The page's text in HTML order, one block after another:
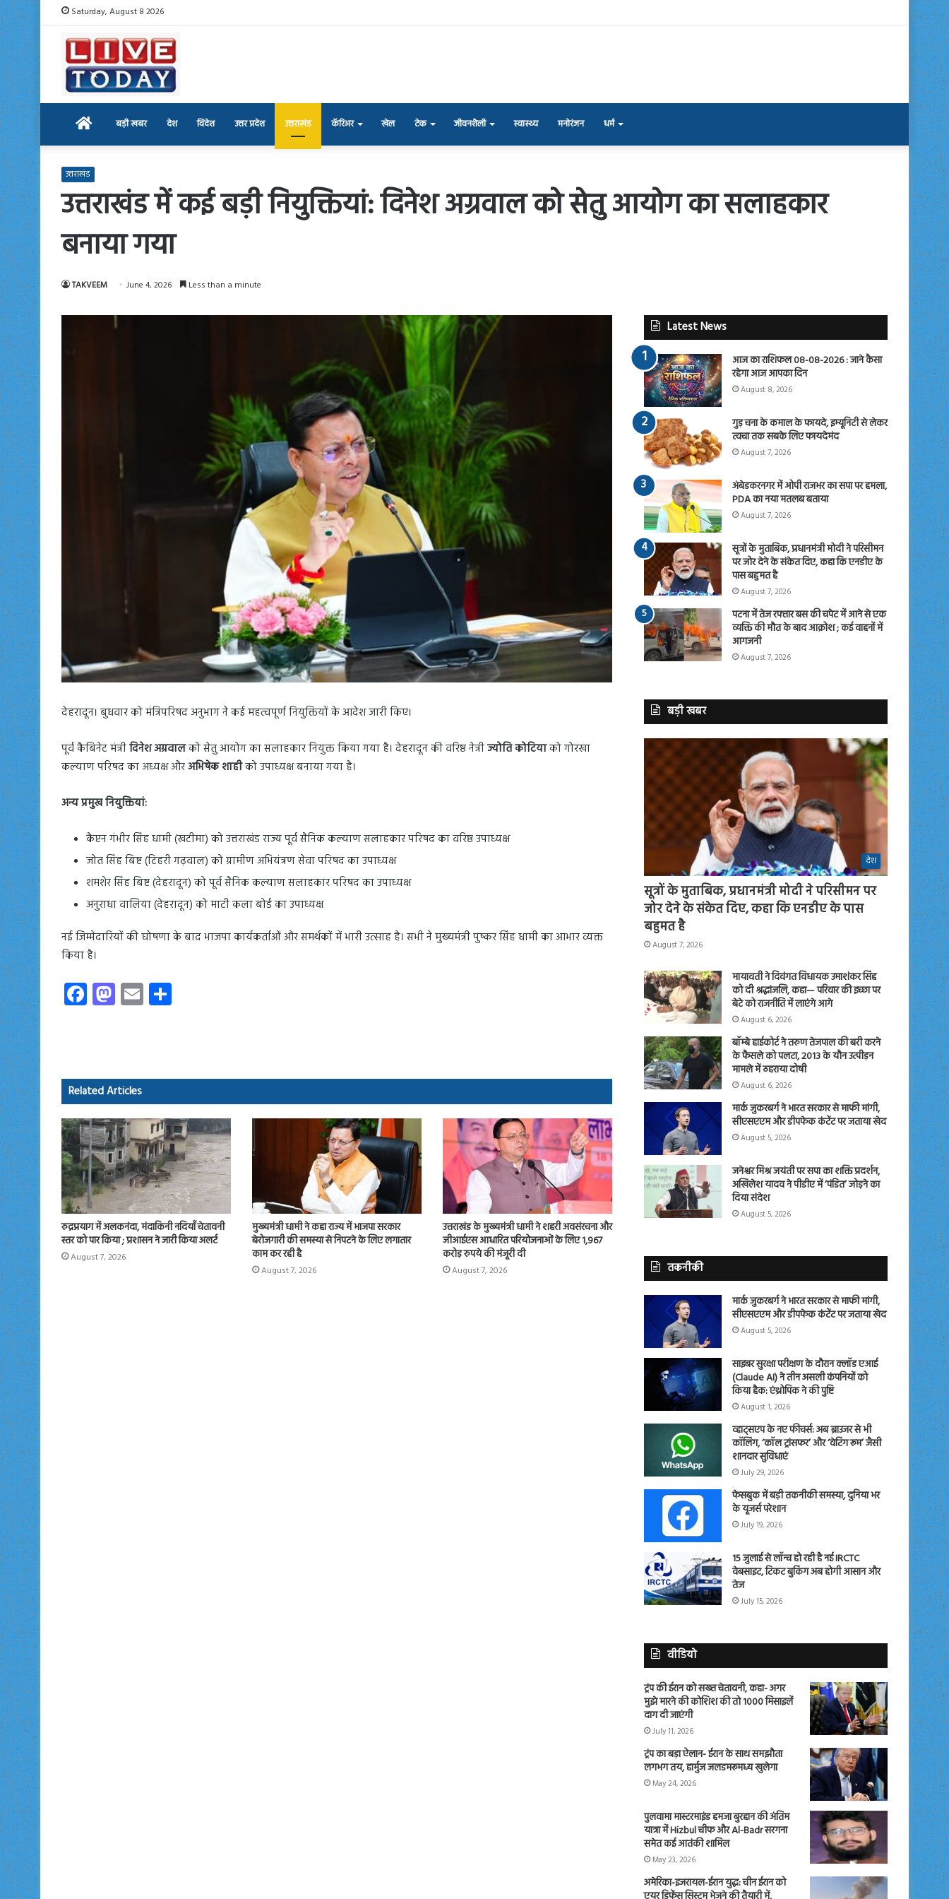
Saturday, August 8 2026
Home बड़ी खबर देश विदेश उत्तर प्रदेश उत्तराखंड कॅरिअर खेल टेक जीवनशैली स्वास्थ्य मनोरंजन धर्म
उत्तराखंड
उत्तराखंड में कई बड़ी नियुक्तियां: दिनेश अग्रवाल को सेतु आयोग का सलाहकार
बनाया गया
TAKVEEM June 4, 2026 Less than a minute
देहरादून। बुधवार को मंत्रिपरिषद अनुभाग ने कई महत्वपूर्ण नियुक्तियों के आदेश जारी किए।
पूर्व कैबिनेट मंत्रीदिनेश अग्रवालको सेतु आयोग का सलाहकार नियुक्त किया गया है। देहरादून की वरिष्ठ नेत्रीज्योति कोटियाको गोरखा
कल्याण परिषद का अध्यक्ष औरअभिषेक शाहीको उपाध्यक्ष बनाया गया है।
अन्य प्रमुख नियुक्तियां:
कैप्टन गंभीर सिंह धामी (खटीमा) को उत्तराखंड राज्य पूर्व सैनिक कल्याण सलाहकार परिषद का वरिष्ठ उपाध्यक्ष
जोत सिंह बिष्ट (टिहरी गढ़वाल) को ग्रामीण अभियंत्रण सेवा परिषद का उपाध्यक्ष
शमशेर सिंह बिष्ट (देहरादून) को पूर्व सैनिक कल्याण सलाहकार परिषद का उपाध्यक्ष
अनुराधा वालिया (देहरादून) को माटी कला बोर्ड का उपाध्यक्ष
नई जिम्मेदारियों की घोषणा के बाद भाजपा कार्यकर्ताओं और समर्थकों में भारी उत्साह है। सभी ने मुख्यमंत्री पुष्कर सिंह धामी का आभार व्यक्त
किया है।
Fa
ce
ok
M
as
o
n
E
m
Related Articles
रुद्रप्रयाग में अलकनंदा, मंदाकिनी नदियाँ चेतावनी
स्तर को पार किया ; प्रशासन ने जारी किया अलर्ट
August 7, 2026
मुख्यमंत्री धामी ने कहा राज्य में भाजपा सरकार
बेरोजगारी की समस्या से निपटने के लिए लगातार
काम कर रही है
August 7, 2026
उत्तराखंड के मुख्यमंत्री धामी ने शहरी अवसंरचना और
जीआईएस आधारित परियोजनाओं के लिए 1,967
करोड़ रुपये की मंजूरी दी
August 7, 2026
Latest News
आज का राशिफल 08-08-2026 : जाने कैसा
रहेगा आज आपका दिन
August 8, 2026
गुड़ चना के कमाल के फायदे, इम्यूनिटी से लेकर
त्वचा तक सबके लिए फायदेमंद
August 7, 2026
अंबेडकरनगर में ओपी राजभर का सपा पर हमला,
PDA का नया मतलब बताया
August 7, 2026
सूत्रों के मुताबिक, प्रधानमंत्री मोदी ने परिसीमन
पर जोर देने के संकेत दिए, कहा कि एनडीए के
पास बहुमत है
August 7, 2026
पटना में तेज रफ्तार बस की चपेट में आने से एक
व्यक्ति की मौत के बाद आक्रोश ; कई वाहनों में
आगजनी
August 7, 2026
बड़ी खबर
देश
सूत्रों के मुताबिक, प्रधानमंत्री मोदी ने परिसीमन पर
जोर देने के संकेत दिए, कहा कि एनडीए के पास
बहुमत है
August 7, 2026
मायावती ने दिवंगत विधायक उमाशंकर सिंह
को दी श्रद्धांजलि, कहा— परिवार की इच्छा पर
बेटे को राजनीति में लाएंगे आगे
August 6, 2026
बॉम्बे हाईकोर्ट ने तरुण तेजपाल की बरी करने
के फैसले को पलटा, 2013 के यौन उत्पीड़न
मामले में ठहराया दोषी
August 6, 2026
मार्क जुकरबर्ग ने भारत सरकार से माफी मांगी,
सीएसएएम और डीपफेक कंटेंट पर जताया खेद
August 5, 2026
जनेश्वर मिश्र जयंती पर सपा का शक्ति प्रदर्शन,
अखिलेश यादव ने पीडीए में ‘पंडित’ जोड़ने का
दिया संदेश
August 5, 2026
तकनीकी
मार्क जुकरबर्ग ने भारत सरकार से माफी मांगी,
सीएसएएम और डीपफेक कंटेंट पर जताया खेद
August 5, 2026
साइबर सुरक्षा परीक्षण के दौरान क्लॉड एआई
(Claude AI) ने तीन असली कंपनियों को
किया हैक: एंथ्रोपिक ने की पुष्टि
August 1, 2026
व्हाट्सएप के नए फीचर्स: अब ब्राउजर से भी
कॉलिंग, ‘कॉल ट्रांसफर’ और ‘वेटिंग रूम’ जैसी
शानदार सुविधाएं
July 29, 2026
फेसबुक में बड़ी तकनीकी समस्या, दुनिया भर
के यूजर्स परेशान
July 19, 2026
15 जुलाई से लॉन्च हो रही है नई IRCTC
वेबसाइट, टिकट बुकिंग अब होगी आसान और
तेज
July 15, 2026
वीडियो
ट्रंप की ईरान को सख्त चेतावनी, कहा- अगर
मुझे मारने की कोशिश की तो 1000 मिसाइलें
दाग दी जाएंगी
July 11, 2026
ट्रंप का बड़ा ऐलान- ईरान के साथ समझौता
लगभग तय, हार्मुज जलडमरूमध्य खुलेगा
May 24, 2026
पुलवामा मास्टरमाइंड हमजा बुरहान की अंतिम
यात्रा में Hizbul चीफ और Al-Badr सरगना
समेत कई आतंकी शामिल
May 23, 2026
अमेरिका-इजरायल-ईरान युद्ध: चीन ईरान को